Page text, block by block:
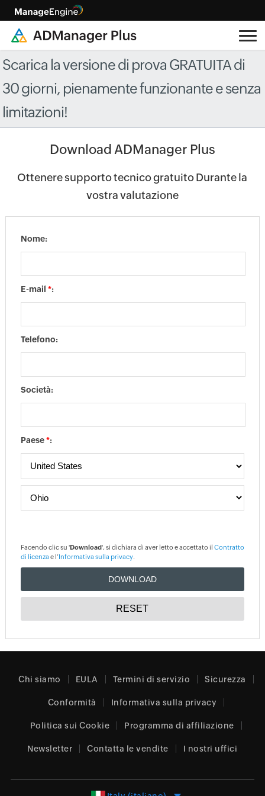
Scarica la versione di prova GRATUITA di
30 giorni, pienamente funzionante e senza
limitazioni!
Download ADManager Plus
Ottenere supporto tecnico gratuito Durante la
vostra valutazione
Nome:
E-mail *:
Telefono:
Società:
Paese*:
Facendo clic su 'Download', si dichiara di aver letto e accettato il Contratto
di licenza e l’Informativa sulla privacy.
Chi siamo EULA Termini di servizio Sicurezza
Conformità Informativa sulla privacy
Politica sui Cookie Programma di affiliazione
Newsletter Contatta le vendite I nostri uffici